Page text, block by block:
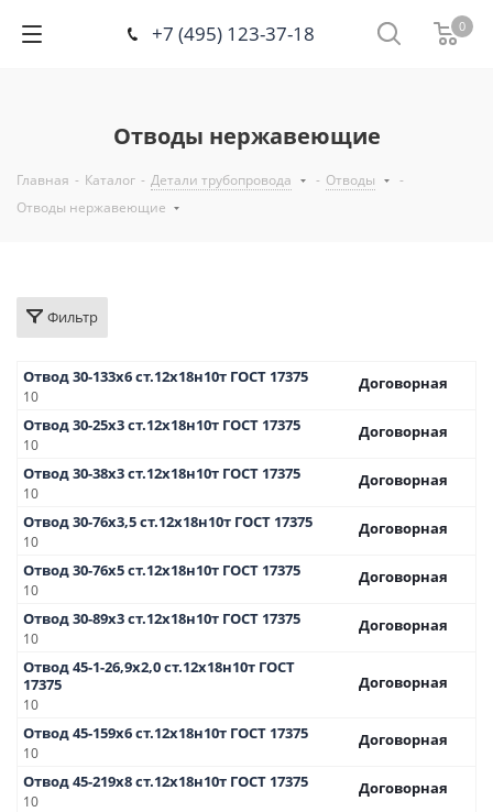
+7 (495) 123-37-18 0
Отводы нержавеющие
Главная - Каталог - Детали трубопровода - Отводы
-
Отводы нержавеющие
Фильтр
Отвод 30-133х6 ст.12х18н10т ГОСТ 17375
10
Договорная
Отвод 30-25х3 ст.12х18н10т ГОСТ 17375
10
Договорная
Отвод 30-38х3 ст.12х18н10т ГОСТ 17375
10
Договорная
Отвод 30-76х3,5 ст.12х18н10т ГОСТ 17375
10
Договорная
Отвод 30-76х5 ст.12х18н10т ГОСТ 17375
10
Договорная
Отвод 30-89х3 ст.12х18н10т ГОСТ 17375
10
Договорная
Отвод 45-1-26,9х2,0 ст.12х18н10т ГОСТ
17375
10
Договорная
Отвод 45-159х6 ст.12х18н10т ГОСТ 17375
10
Договорная
Отвод 45-219х8 ст.12х18н10т ГОСТ 17375
10
Договорная